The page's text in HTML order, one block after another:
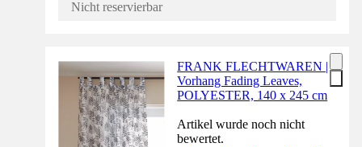
Nicht reservierbar
FRANK FLECHTWAREN |
Vorhang Fading Leaves,
POLYESTER, 140 x 245 cm
Artikel wurde noch nicht
bewertet.